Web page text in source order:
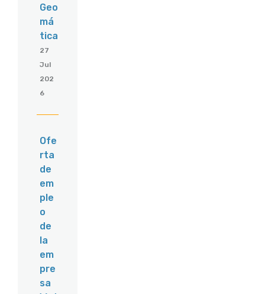
Geo
má
tica
27
Jul
202
6
Ofe
rta
de
em
ple
o
de
la
em
pre
sa